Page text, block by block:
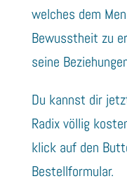
welches dem
Bewusstheit zu
seine
Du kannst dir
Radix völlig
klick auf den
Bestellformular.